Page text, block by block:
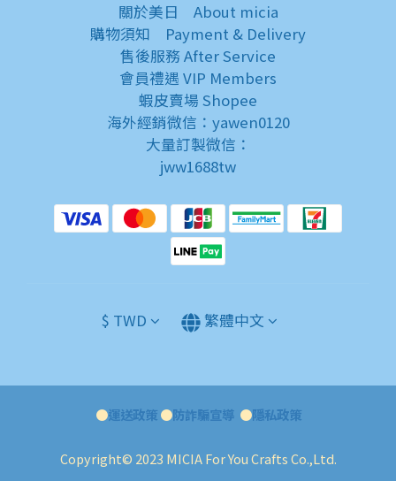
關於美日 About micia
購物須知 Payment & Delivery
售後服務 After Service
會員禮遇 VIP Members
蝦皮賣場 Shopee
海外經銷微信：yawen0120
大量訂製微信：
jww1688tw
$ TWD 繁體中文
●運送政策●防詐騙宣導●隱私政策
Copyright© 2023 MICIA For You Crafts Co.,Ltd.